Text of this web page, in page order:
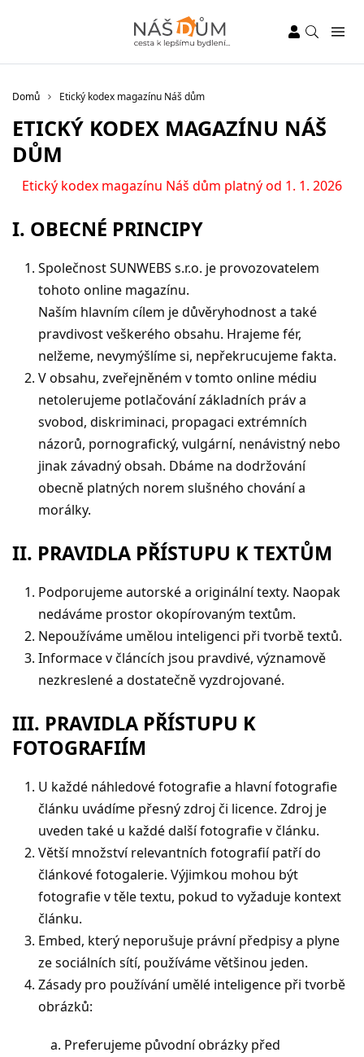
Domů Etický kodex magazínu Náš dům
ETICKÝ KODEX MAGAZÍNU NÁŠ
DŮM
Etický kodex magazínu Náš dům platný od 1. 1. 2026
I. OBECNÉ PRINCIPY
Společnost SUNWEBS s.r.o. je provozovatelem
tohoto online magazínu.
Naším hlavním cílem je důvěryhodnost a také
pravdivost veškerého obsahu. Hrajeme fér,
nelžeme, nevymýšlíme si, nepřekrucujeme fakta.
V obsahu, zveřejněném v tomto online médiu
netolerujeme potlačování základních práv a
svobod, diskriminaci, propagaci extrémních
názorů, pornografický, vulgární, nenávistný nebo
jinak závadný obsah. Dbáme na dodržování
obecně platných norem slušného chování a
morálky.
II. PRAVIDLA PŘÍSTUPU K TEXTŮM
Podporujeme autorské a originální texty. Naopak
nedáváme prostor okopírovaným textům.
Nepoužíváme umělou inteligenci při tvorbě textů.
Informace v článcích jsou pravdivé, významově
nezkreslené a dostatečně vyzdrojované.
III. PRAVIDLA PŘÍSTUPU K
FOTOGRAFIÍM
U každé náhledové fotografie a hlavní fotografie
článku uvádíme přesný zdroj či licence. Zdroj je
uveden také u každé další fotografie v článku.
Větší množství relevantních fotografií patří do
článkové fotogalerie. Výjimkou mohou být
fotografie v těle textu, pokud to vyžaduje kontext
článku.
Embed, který neporušuje právní předpisy a plyne
ze sociálních sítí, používáme většinou jeden.
Zásady pro používání umělé inteligence při tvorbě
obrázků:
Preferujeme původní obrázky před